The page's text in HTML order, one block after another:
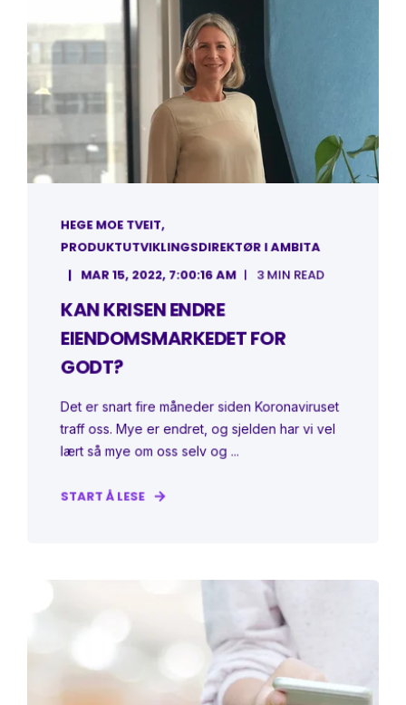
HEGE MOE TVEIT,
PRODUKTUTVIKLINGSDIREKTØR I AMBITA
MAR 15, 2022, 7:00:16 AM
3 MIN READ
KAN KRISEN ENDRE
EIENDOMSMARKEDET FOR
GODT?
Det er snart fire måneder siden Koronaviruset
traff oss. Mye er endret, og sjelden har vi vel
lært så mye om oss selv og ...
START Å LESE